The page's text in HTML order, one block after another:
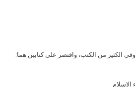
الكثير من الكتب، واقتصر على كتابين هما: